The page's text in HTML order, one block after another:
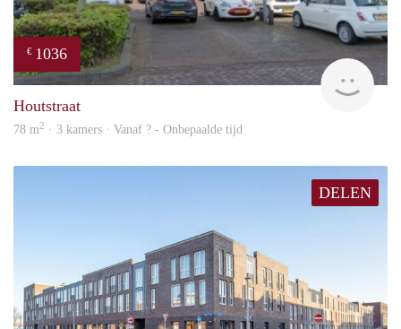
€ 1036
Houtstraat
78 m2 · 3 kamers · Vanaf ? - Onbepaalde tijd
DELEN